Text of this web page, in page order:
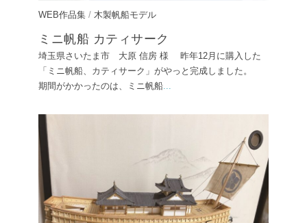
WEB作品集 / 木製帆船モデル
ミニ帆船 カティサーク
埼玉県さいたま市 大原 信房 様 昨年12月に購入した
「ミニ帆船、カティサーク」がやっと完成しました。
期間がかかったのは、ミニ帆船